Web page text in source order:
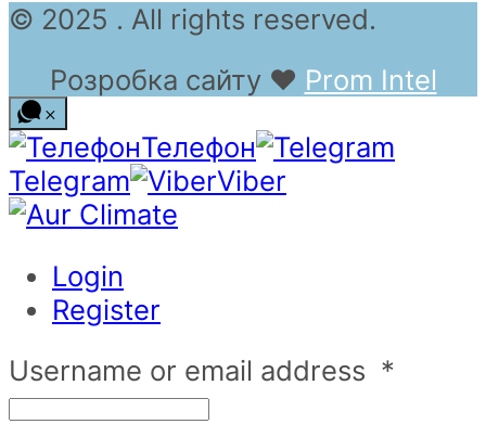
© 2025 . All rights reserved.
Розробка сайту ❤ Prom Intel
Телефон
Telegram
Viber
Login
Register
Username or email address *